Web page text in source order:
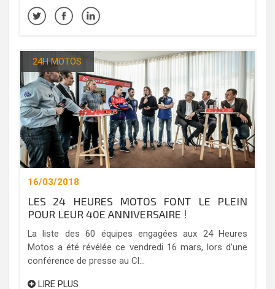
24H MOTOS
16/03/2018
LES 24 HEURES MOTOS FONT LE PLEIN
POUR LEUR 40E ANNIVERSAIRE !
La liste des 60 équipes engagées aux 24 Heures
Motos a été révélée ce vendredi 16 mars, lors d’une
conférence de presse au Cl...
LIRE PLUS